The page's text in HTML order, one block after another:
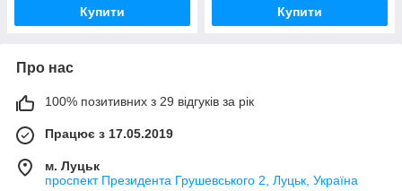
Купити Купити
Про нас
100% позитивних з 29 відгуків за рік
Працює з 17.05.2019
м. Луцьк
проспект Президента Грушевського 2, Луцьк, Україна